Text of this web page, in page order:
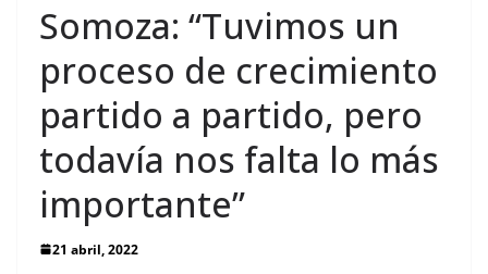
Somoza: “Tuvimos un
proceso de crecimiento
partido a partido, pero
todavía nos falta lo más
importante”
21 abril, 2022